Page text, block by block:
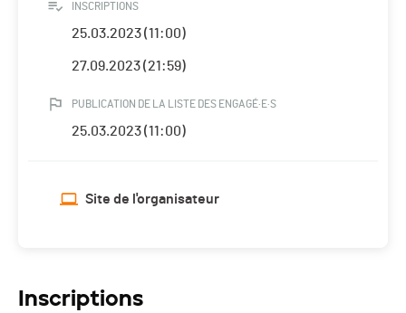
INSCRIPTIONS
25.03.2023 (11:00)
27.09.2023 (21:59)
PUBLICATION DE LA LISTE DES ENGAGÉ·E·S
25.03.2023 (11:00)
Site de l'organisateur
Inscriptions